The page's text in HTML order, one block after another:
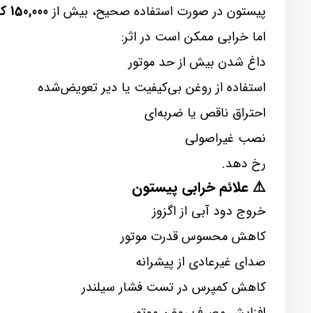
پیستون در صورت استفاده صحیح، بیش از 150,000 کیلومتر
اما خرابی ممکن است در اثر:
داغ شدن بیش از حد موتور
استفاده از روغن بی‌کیفیت یا دیر تعویض‌شده
احتراق ناقص یا ضربه‌ای
نصب غیراصولی
رخ دهد.
⚠️ علائم خرابی پیستون
خروج دود آبی از اگزوز
کاهش محسوس قدرت موتور
صدای غیرعادی از پیشرانه
کاهش کمپرس در تست فشار سیلندر